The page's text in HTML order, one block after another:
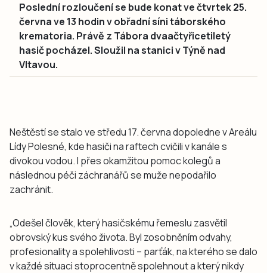
Poslední rozloučení se bude konat ve čtvrtek 25.
června ve 13 hodin v obřadní síni táborského
krematoria. Právě z Tábora dvaačtyřicetiletý
hasič pocházel. Sloužil na stanici v Týně nad
Vltavou.
Neštěstí se stalo ve středu 17. června dopoledne v Areálu
Lídy Polesné, kde hasiči na raftech cvičili v kanále s
divokou vodou. I přes okamžitou pomoc kolegů a
následnou péči záchranářů se muže nepodařilo
zachránit.
„Odešel člověk, který hasičskému řemeslu zasvětil
obrovský kus svého života. Byl zosobněním odvahy,
profesionality a spolehlivosti – parťák, na kterého se dalo
v každé situaci stoprocentně spolehnout a který nikdy